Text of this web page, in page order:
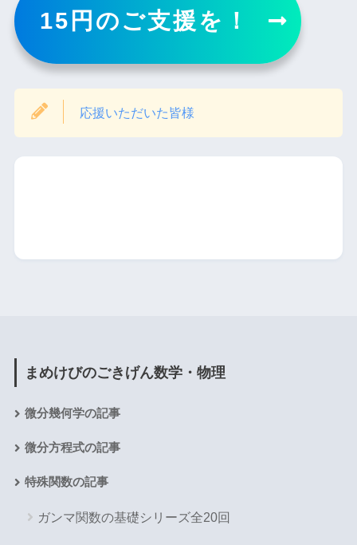
15円のご支援を！
応援いただいた皆様
まめけびのごきげん数学・物理
微分幾何学の記事
微分方程式の記事
特殊関数の記事
ガンマ関数の基礎シリーズ全20回